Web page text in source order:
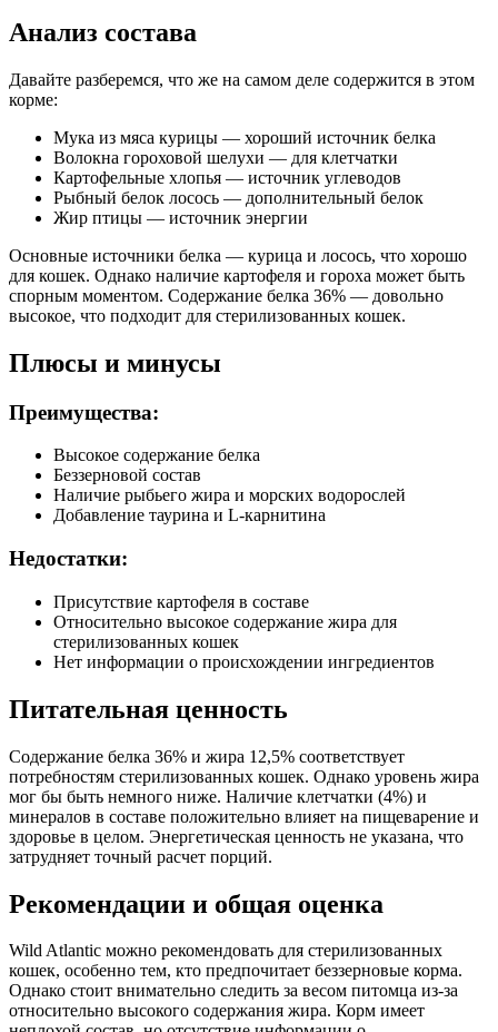
Аналитический состав
Белок 36%, жир 12,5%, сырая зола 7%, сырая клетчатка 4%,
влага 7%, кальций 1,3%, фосфор 0,9%, Витамин A 20000 МЕ,
Витамин D3 2000 МЕ, Витамин E 350 мг, Цинк 100 мг, Йод
1,5 мг, Манган 10 мг
Дополнительные ингредиенты
морские водоросли, карнитин, таурин, MOS, юкка, цикорий,
Пищевая ценность
36
Жир (%)
12.5
Зола (%)
Влага (%)
Анализ состава
Давайте разберемся, что же на самом деле содержится в этом
корме:
Мука из мяса курицы — хороший источник белка
Волокна гороховой шелухи — для клетчатки
Картофельные хлопья — источник углеводов
Рыбный белок лосось — дополнительный белок
Жир птицы — источник энергии
Основные источники белка — курица и лосось, что хорошо
для кошек. Однако наличие картофеля и гороха может быть
спорным моментом. Содержание белка 36% — довольно
высокое, что подходит для стерилизованных кошек.
Плюсы и минусы
Преимущества:
Высокое содержание белка
Беззерновой состав
Наличие рыбьего жира и морских водорослей
Добавление таурина и L-карнитина
Недостатки:
Присутствие картофеля в составе
Относительно высокое содержание жира для
стерилизованных кошек
Нет информации о происхождении ингредиентов
Питательная ценность
Содержание белка 36% и жира 12,5% соответствует
потребностям стерилизованных кошек. Однако уровень жира
мог бы быть немного ниже. Наличие клетчатки (4%) и
минералов в составе положительно влияет на пищеварение и
здоровье в целом. Энергетическая ценность не указана, что
затрудняет точный расчет порций.
Рекомендации и общая оценка
Wild Atlantic можно рекомендовать для стерилизованных
кошек, особенно тем, кто предпочитает беззерновые корма.
Однако стоит внимательно следить за весом питомца из-за
относительно высокого содержания жира. Корм имеет